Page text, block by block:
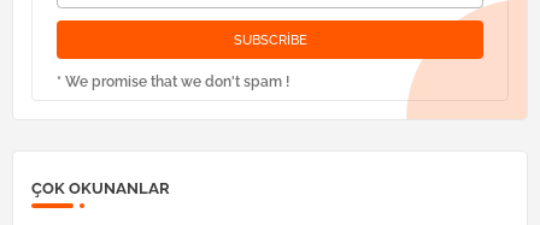
* We promise that we don't spam !
ÇOK OKUNANLAR